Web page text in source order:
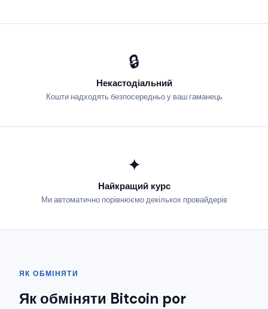
🔒
Некастодіальний
Кошти надходять безпосередньо у ваш гаманець
✦
Найкращий курс
Ми автоматично порівнюємо декількох провайдерів
ЯК ОБМІНЯТИ
Як обміняти Bitcoin por